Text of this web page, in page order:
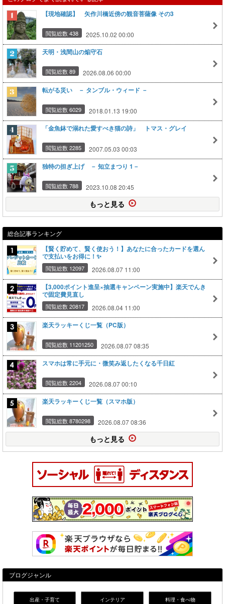
【現地確認】 矢作川橋近傍の観音菩薩像 その3
閲覧総数 438 2025.10.02 00:00
天明・浅間山の焔守石
閲覧総数 89 2026.08.06 00:00
転がる災い － タンブル・ウィード －
閲覧総数 6029 2018.01.13 19:00
「金魚鉢で溺れた愛すべき猫の詩」 トマス・グレイ
閲覧総数 2285 2007.05.03 00:03
独特の担ぎ上げ － 知立まつり 1－
閲覧総数 788 2023.10.08 20:45
もっと見る
総合記事ランキング
【賢く貯めて、賢く使おう！】あなたに合ったカードを選ん
で支払いをお得に！✨
閲覧総数 12097 2026.08.07 11:00
【3,000ポイント進呈×抽選キャンペーン実施中】楽天でんき
で固定費見直し
閲覧総数 20817 2026.08.04 11:00
楽天ラッキーくじ一覧（PC版）
閲覧総数 11201250 2026.08.07 08:35
スマホは常に手元に・微笑み返したくなる千日紅
閲覧総数 2204 2026.08.07 00:10
楽天ラッキーくじ一覧（スマホ版）
閲覧総数 8780298 2026.08.07 08:36
もっと見る
ブログジャンル
出産・子育て インテリア 料理・食べ物